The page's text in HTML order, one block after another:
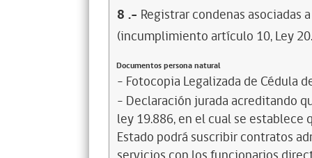
8 .- Registrar condenas asociadas
(incumplimiento artículo 10, Ley
Documentos persona natural
- Fotocopia Legalizada de Cédula
- Declaración jurada acreditando
ley 19.886, en el cual se
Estado podrá suscribir contratos